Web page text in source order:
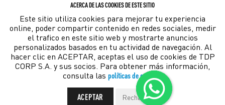
©2018-2026TDP CORP TODOS LOS DERECHOS RESERVADOS. THERMOS ES UNA MARCA REGISTRADA
EN MÁS DE 15 PAÍSES
ACERCA DE LAS COOKIES DE ESTE SITIO
Este sitio utiliza cookies para mejorar tu experiencia
online, poder compartir contenido en redes sociales, medir
el trafico en este sitio web y mostrarte anuncios
personalizados basados en tu actividad de navegación. Al
hacer clic en ACEPTAR, aceptas el uso de cookies de TDP
CORP S.A. y sus socios. Para obtener más información,
consulta las políticas de cookies .
ACEPTAR Rechazar